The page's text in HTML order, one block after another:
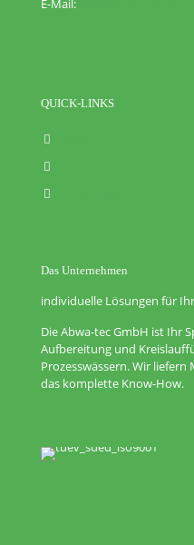
E-Mail:
QUICK-LINKS
Das Unternehmen
individuelle Lösungen für
Die Abwa-tec GmbH ist Ihr
Aufbereitung und
Prozesswässern. Wir
das komplette Know-How.